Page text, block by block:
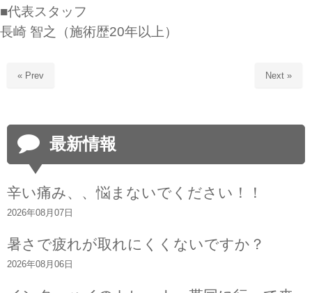
■代表スタッフ
長崎 智之（施術歴20年以上）
« Prev Next »
最新情報
辛い痛み、、悩まないでください！！
2026年08月07日
暑さで疲れが取れにくくないですか？
2026年08月06日